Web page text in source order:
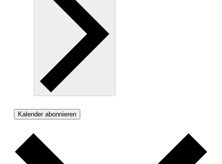
Kalender abonnieren